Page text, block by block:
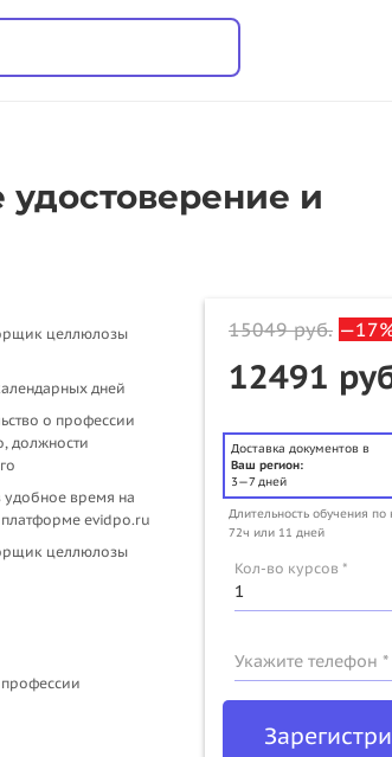
и
целлюлозы
дней
о профессии
должности
удобное время на
evidpo.ru
целлюлозы
15049руб.
12491
Доставка документов в
Ваш регион:
3—7 дней
Длительность обучения по
72ч или 11 дней
Кол-во курсов *
Укажите телефон *